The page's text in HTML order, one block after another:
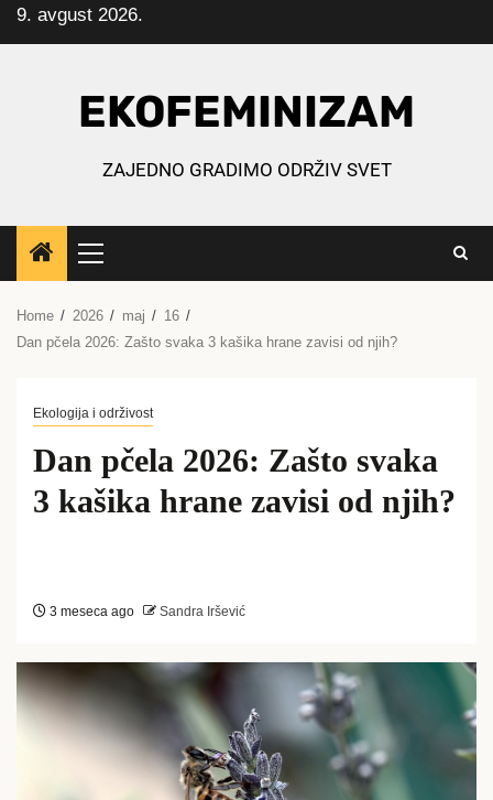
Skip
to
9. avgust 2026.
EKOFEMINIZAM
ZAJEDNO GRADIMO ODRŽIV SVET
Primary
Menu
Home 2026 maj
16
Dan pčela 2026: Zašto svaka 3 kašika hrane zavisi od njih?
Ekologija i održivost
Dan pčela 2026: Zašto svaka
3 kašika hrane zavisi od njih?
3 meseca ago Sandra Iršević